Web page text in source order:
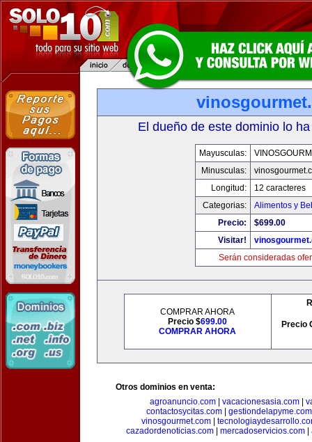
El dueño de este dominio lo
Mayusculas:
Minusculas:
Longitud:
12 caracteres
Categorias:
Alimentos y
Precio:
$699.00
Visitar!
Serán consideradas
COMPRAR AHORA
Precio $699.00
COMPRAR AHORA
Precio
Otros dominios en venta:
agroanuncio.com
vacacionesasia.com
contactosycitas.com| gestiondelapyme.com
vinosgourmet.com
cazadordenoticias.com
mercadoservicios.com